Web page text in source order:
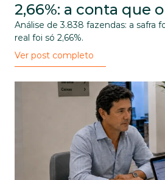
2,66%: a conta que
Análise de 3.838 fazendas: a safra
real foi só 2,66%.
Ver post completo